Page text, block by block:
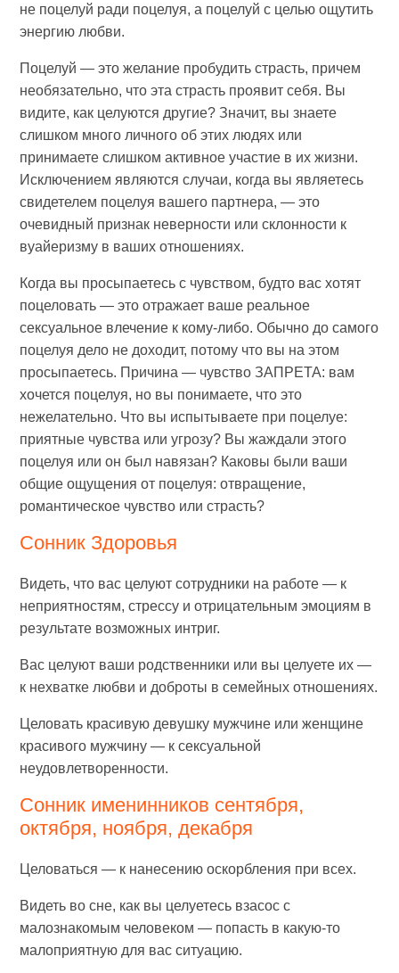
не поцелуй ради поцелуя, а поцелуй с целью ощутить
энергию любви.
Поцелуй — это желание пробудить страсть, причем
необязательно, что эта страсть проявит себя. Вы
видите, как целуются другие? Значит, вы знаете
слишком много личного об этих людях или
принимаете слишком активное участие в их жизни.
Исключением являются случаи, когда вы являетесь
свидетелем поцелуя вашего партнера, — это
очевидный признак неверности или склонности к
вуайеризму в ваших отношениях.
Когда вы просыпаетесь с чувством, будто вас хотят
поцеловать — это отражает ваше реальное
сексуальное влечение к кому-либо. Обычно до самого
поцелуя дело не доходит, потому что вы на этом
просыпаетесь. Причина — чувство ЗАПРЕТА: вам
хочется поцелуя, но вы понимаете, что это
нежелательно. Что вы испытываете при поцелуе:
приятные чувства или угрозу? Вы жаждали этого
поцелуя или он был навязан? Каковы были ваши
общие ощущения от поцелуя: отвращение,
романтическое чувство или страсть?
Сонник Здоровья
Видеть, что вас целуют сотрудники на работе — к
неприятностям, стрессу и отрицательным эмоциям в
результате возможных интриг.
Вас целуют ваши родственники или вы целуете их —
к нехватке любви и доброты в семейных отношениях.
Целовать красивую девушку мужчине или женщине
красивого мужчину — к сексуальной
неудовлетворенности.
Сонник именинников сентября,
октября, ноября, декабря
Целоваться — к нанесению оскорбления при всех.
Видеть во сне, как вы целуетесь взасос с
малознакомым человеком — попасть в какую-то
малоприятную для вас ситуацию.